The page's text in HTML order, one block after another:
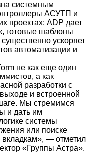
системным
АСУТП и
проектах: ADP дает
готовые шаблоны
ускоряет
автоматизации и
не как еще один
а как
разработки с
и встроенной
Мы стремимся
и дать им
системы
или поиске
вкладкам», — отметил
«Группы Астра».